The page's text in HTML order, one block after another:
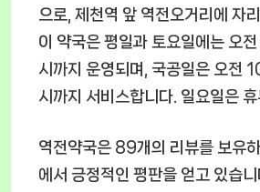
으로, 제천역 앞 역전오거리에 자
이 약국은 평일과 토요일에는 오
시까지 운영되며, 국공일은 오전
시까지 서비스합니다. 일요일은 휴
역전약국은 89개의 리뷰를 보유
에서 긍정적인 평판을 얻고 있습